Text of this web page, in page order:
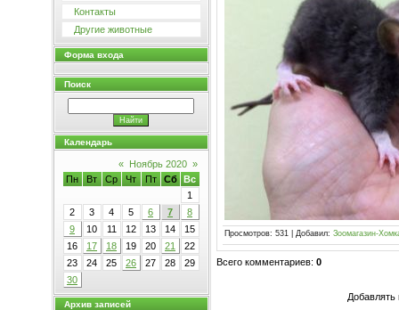
Контакты
Другие животные
Форма входа
Поиск
Календарь
« Ноябрь 2020 »
Пн
Вт Ср Чт Пт Сб
Вс
1
2
3 4 5 6 7
8
9
10 11 12 13 14
15
16
17 18 19 20 21
22
23
24 25 26 27 28
29
30
Архив записей
Просмотров: 531 Добавил: Зоомагазин-
Всего комментариев: 0
Добавлять